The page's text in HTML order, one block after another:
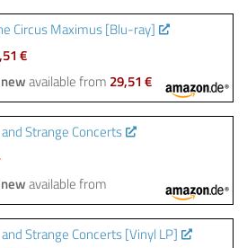
Circus Maximus [Blu-ray]
€
available from 29,51 €
Strange Concerts
available from
Strange Concerts [Vinyl LP]